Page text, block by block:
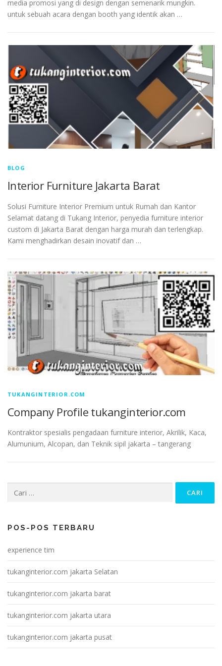
media promosi yang di design dengan semenarik mungkin.
untuk sebuah acara dengan booth yang identik akan …
BLOG
Interior Furniture Jakarta Barat
Solusi Furniture Interior Premium untuk Rumah dan Kantor
Selamat datang di Tukang Interior, penyedia furniture interior
custom di Jakarta Barat dengan harga murah dan terlengkap.
Kami menghadirkan desain inovatif dan …
TUKANGINTERIOR.COM
Company Profile tukanginterior.com
Kontraktor spesialis pengadaan furniture interior, Akrilik, Kaca,
Alumunium, Alcopan, dan Teknik sipil jakarta – tangerang
POS-POS TERBARU
experience tim
tukanginterior.com jakarta Selatan
tukanginterior.com jakarta barat
tukanginterior.com jakarta utara
tukanginterior.com jakarta pusat